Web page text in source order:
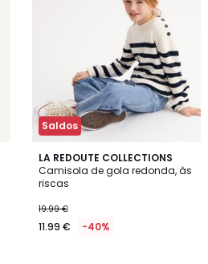
Saldos
LA REDOUTE COLLECTIONS
Camisola de gola redonda, às
riscas
19.99 €
11.99 € -40%
5
/
5